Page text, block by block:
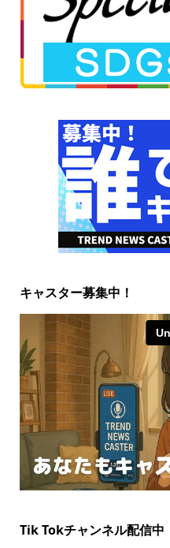
キャスター募集中！
Tik Tokチャンネル配信中